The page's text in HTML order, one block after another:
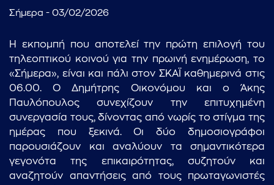
Σήμερα - 03/02/2026
Η εκπομπή που αποτελεί την πρώτη επιλογή του
τηλεοπτικού κοινού για την πρωινή ενημέρωση, το
«Σήμερα», είναι και πάλι στον ΣΚΑΪ καθημερινά στις
06.00. Ο Δημήτρης Οικονόμου και ο Άκης
Παυλόπουλος συνεχίζουν την επιτυχημένη
συνεργασία τους, δίνοντας από νωρίς το στίγμα της
ημέρας που ξεκινά. Οι δύο δημοσιογράφοι
παρουσιάζουν και αναλύουν τα σημαντικότερα
γεγονότα της επικαιρότητας, συζητούν και
αναζητούν απαντήσεις από τους πρωταγωνιστές